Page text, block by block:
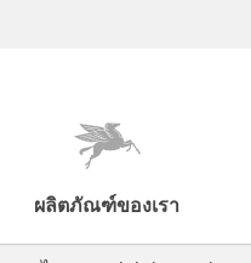
ผลิตภัณฑ์ของเรา